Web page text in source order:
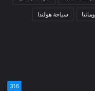
سياحة هولندا
316